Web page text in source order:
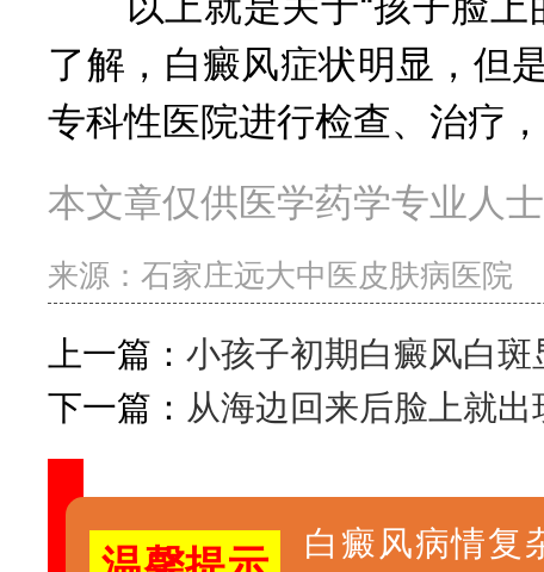
了解，白癜风症状明显，但
专科性医院进行检查、治疗
本文章仅供医学药学专业人
来源：石家庄远大中医皮肤病医院
上一篇：小孩子初期白癜风白斑
下一篇： 从海边回来后脸上就出
白癜风病情复